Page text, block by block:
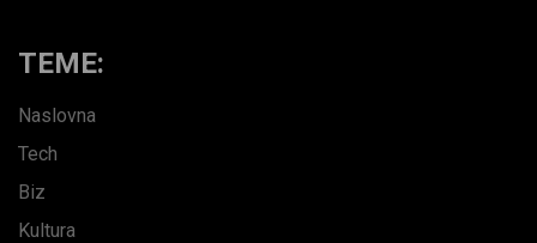
TEME:
Naslovna
Tech
Biz
Kultura